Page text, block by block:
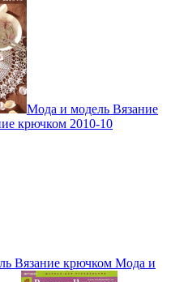
Мода и модель Вязание
крючком 2010-10
Вязание крючком Мода и